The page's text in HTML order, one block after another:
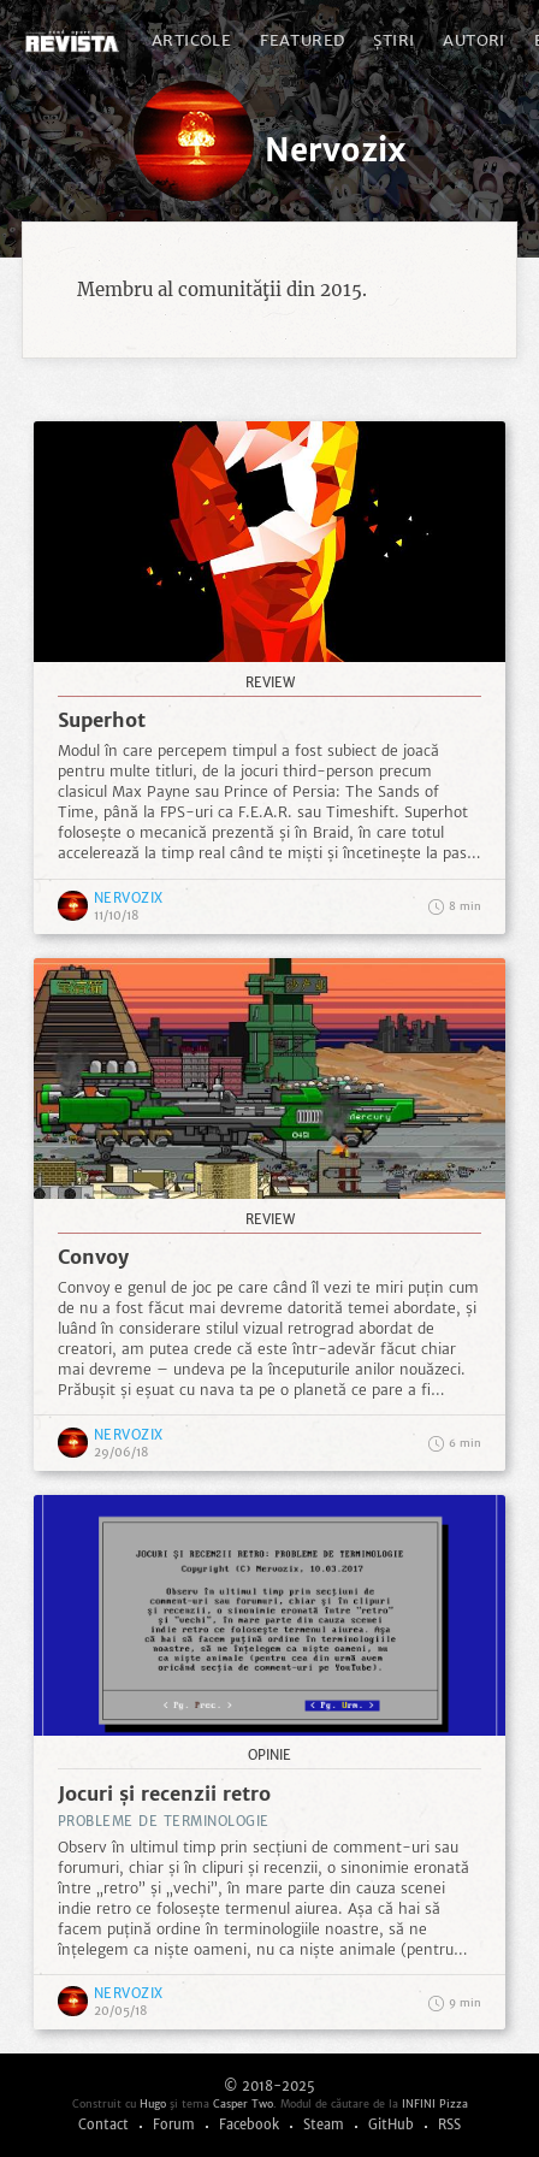
ARTICOLE FEATURED ȘTIRI AUTORI
Nervozix
Membru al comunităţii din 2015.
REVIEW
Superhot
Modul în care percepem timpul a fost subiect de joacă
pentru multe titluri, de la jocuri third-person precum
clasicul Max Payne sau Prince of Persia: The Sands of
Time, până la FPS-uri ca F.E.A.R. sau Timeshift. Superhot
folosește o mecanică prezentă și în Braid, în care totul
accelerează la timp real când te miști și încetinește la pas
acțiune stilizat, într-o mică lume virtuală pe care jocul
încearcă să o creeze încă din meniul principal.
NERVOZIX
11/10/18
8
REVIEW
Convoy
Convoy e genul de joc pe care când îl vezi te miri puțin cum
de nu a fost făcut mai devreme datorită temei abordate, și
luând în considerare stilul vizual retrograd abordat de
creatori, am putea crede că este într-adevăr făcut chiar
mai devreme – undeva pe la începuturile anilor nouăzeci.
Prăbușit și eșuat cu nava ta pe o planetă ce pare a fi
undeva la marginea coloniilor stelare, pornești pe o
suprafață aridă și vastă la cârma unui vehicul masiv flancat
de diverse vehicule pentru apărare, căutând piesele
necesare pentru repornirea RV-ului tău intergalactic. ...
NERVOZIX
29/06/18
6
OPINIE
Jocuri și recenzii retro
PROBLEME DE TERMINOLOGIE
Observ în ultimul timp prin secțiuni de comment-uri sau
forumuri, chiar și în clipuri și recenzii, o sinonimie eronată
între „retro” și „vechi”, în mare parte din cauza scenei
indie retro ce folosește termenul aiurea. Așa că hai să
facem puțină ordine în terminologiile noastre, să ne
înțelegem ca niște oameni, nu ca niște animale (pentru
cea din urmă avem oricând secția de comment-uri pe
YouTube). În primul rând termenul „retro” identifică un
lucru nou ce are elemente stilistice, sau chiar mecanice,
similare cu un lucru ce îl precede. Din nefericire „retro”
este asociat cu „vechi” în mod eronat de public, dar în
complicate din cauza presei. ...
NERVOZIX
20/05/18
9
© 2018-2025
Construit cu Hugoşi tema Casper Two. Modul de căutare de la INFINI Pizza
Contact Forum Facebook Steam GitHub RSS